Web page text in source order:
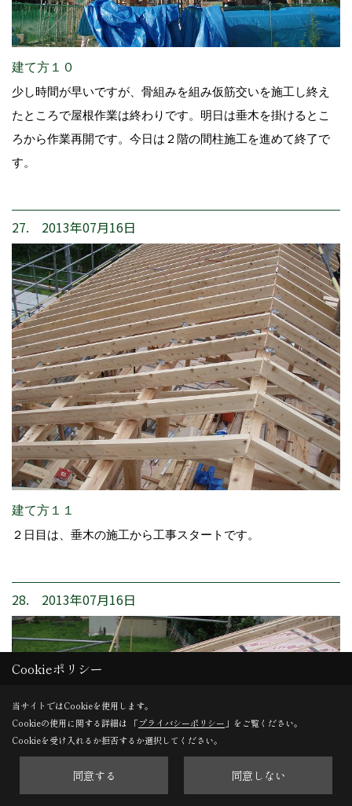
建て方１０
少し時間が早いですが、骨組みを組み仮筋交いを施工し終え
たところで屋根作業は終わりです。明日は垂木を掛けるとこ
ろから作業再開です。今日は２階の間柱施工を進めて終了で
す。
27. 2013年07月16日
建て方１１
２日目は、垂木の施工から工事スタートです。
28. 2013年07月16日
Cookieポリシー
当サイトではCookieを使用します。
Cookieの使用に関する詳細は 「プライバシーポリシー 」をご覧ください。
Cookieを受け入れるか拒否するか選択してください。
同意する 同意しない